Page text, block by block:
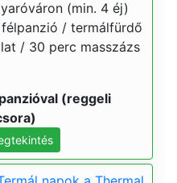
(min. 4 éj)
/ termálfürdő
/ 30 perc masszázs
(reggeli